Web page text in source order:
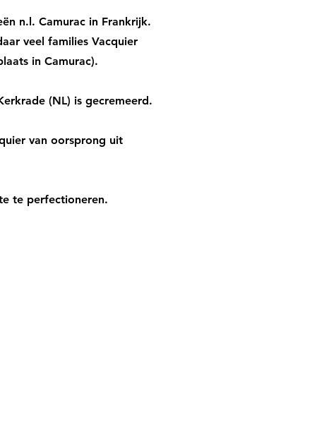
n.l. Camurac in Frankrijk.
veel families Vacquier
in Camurac).
(NL) is gecremeerd.
van oorsprong uit
te perfectioneren.